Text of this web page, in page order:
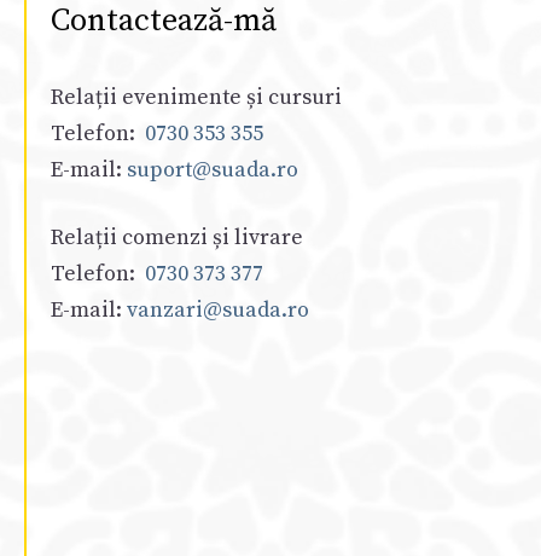
Contactează-mă
Relații evenimente și cursuri
Telefon: 0730 353 355
E-mail: suport@suada.ro
Relații comenzi și livrare
Telefon: 0730 373 377
E-mail: vanzari@suada.ro